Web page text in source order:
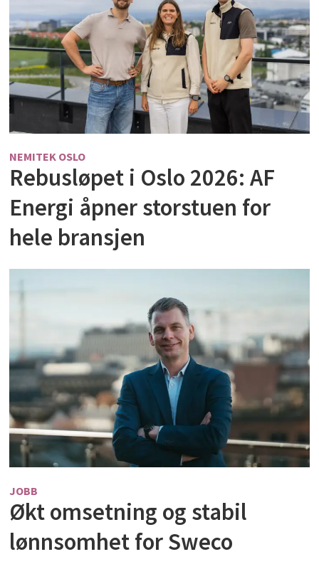
NEMITEK OSLO
Rebusløpet i Oslo 2026: AF
Energi åpner storstuen for
hele bransjen
JOBB
Økt omsetning og stabil
lønnsomhet for Sweco